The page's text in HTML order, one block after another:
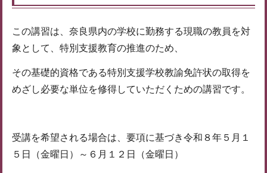
この講習は、奈良県内の学校に勤務する現職の教員を対
象として、特別支援教育の推進のため、
その基礎的資格である特別支援学校教諭免許状の取得を
めざし必要な単位を修得していただくための講習です。
受講を希望される場合は、要項に基づき令和８年５月１
５日（金曜日）～６月１２日（金曜日）